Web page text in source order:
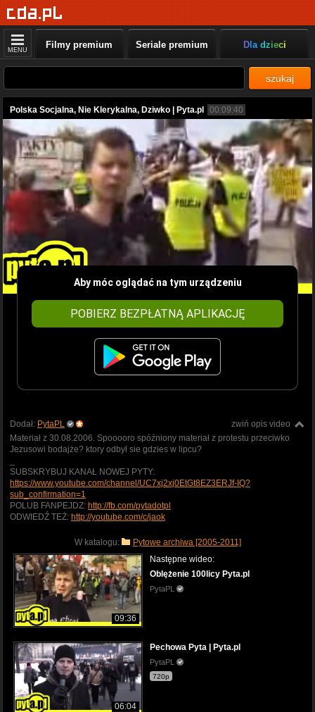
MENU Filmy premium Seriale premium Dla dzieci
szukaj
Polska Socjalna, Nie Klerykalna, Dziwko | Pyta.pl 00:09:40
Aby móc oglądać na tym urządzeniu
POBIERZ BEZPŁATNĄ APLIKACJĘ
zwiń opis video
Dodał: PytaPL
Materiał z 30.08.2006. Spooooro spóźniony materiał z protestu przeciwko
Jezusowi bodajże? ktory odbył sie gdzies w lipcu?
SUBSKRYBUJ KANAŁ NOWEJ PYTY:
https://www.youtube.com/channel/UC7xj2xj0EtGt8EZ3ERJf-IQ?
sub_confirmation=1
POLUB FANPEJDZ: http://fb.com/pytadotpl
ODWIEDŹ TEŻ: http://youtube.com/c/jaok
W katalogu: Pytowe archiwa [2005-2011]
09:36
Następne wideo:
Oblężenie 100licy Pyta.pl
PytaPL
06:04
Pechowa Pyta | Pyta.pl
PytaPL
720p